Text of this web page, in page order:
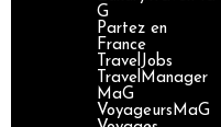
G
Partez en
France
TravelJobs
TravelManager
MaG
VoyageursMaG